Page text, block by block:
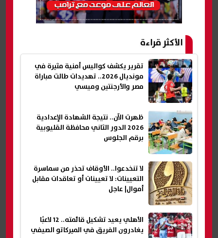
الأكثر قراءة
تقرير يكشف كواليس أمنية مثيرة في
مونديال 2026.. تهديدات طالت مباراة
مصر والأرجنتين وميسي
ظهرت الآن.. نتيجة الشهادة الإعدادية
2026 الدور الثاني محافظة القليوبية
برقم الجلوس
لا تنخدعوا.. الأوقاف تحذر من سماسرة
التعيينات: لا تعيينات أو تعاقدات مقابل
أموال| عاجل
الأهلي يعيد تشكيل قائمته.. 12 لاعبًا
يغادرون الفريق في الميركاتو الصيفي